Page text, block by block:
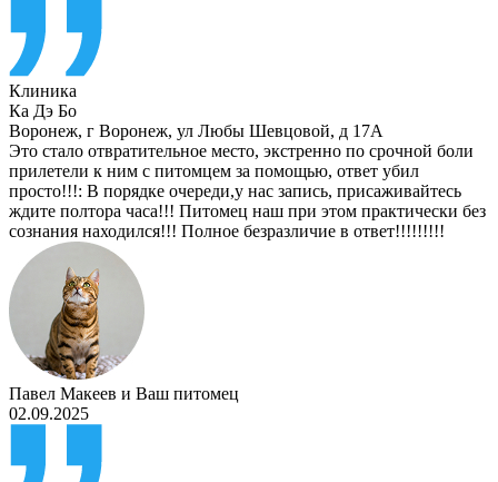
Клиника
Ка Дэ Бо
Воронеж, г Воронеж, ул Любы Шевцовой, д 17А
Это стало отвратительное место, экстренно по срочной боли
прилетели к ним с питомцем за помощью, ответ убил
просто!!!: В порядке очереди,у нас запись, присаживайтесь
ждите полтора часа!!! Питомец наш при этом практически без
сознания находился!!! Полное безразличие в ответ!!!!!!!!!
Павел Макеев и Ваш питомец
02.09.2025